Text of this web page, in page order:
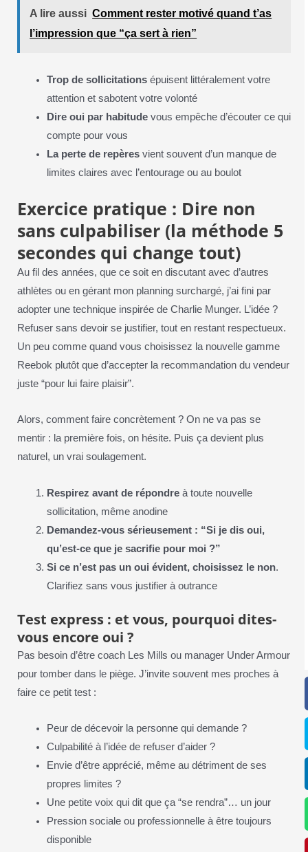
A lire aussi Comment rester motivé quand t’as
l’impression que “ça sert à rien”
Trop de sollicitations épuisent littéralement votre
attention et sabotent votre volonté
Dire oui par habitude vous empêche d’écouter ce qui
compte pour vous
La perte de repères vient souvent d’un manque de
limites claires avec l’entourage ou au boulot
Exercice pratique : Dire non
sans culpabiliser (la méthode 5
secondes qui change tout)
Au fil des années, que ce soit en discutant avec d’autres
athlètes ou en gérant mon planning surchargé, j’ai fini par
adopter une technique inspirée de Charlie Munger. L’idée ?
Refuser sans devoir se justifier, tout en restant respectueux.
Un peu comme quand vous choisissez la nouvelle gamme
Reebok plutôt que d’accepter la recommandation du vendeur
juste “pour lui faire plaisir”.
Alors, comment faire concrètement ? On ne va pas se
mentir : la première fois, on hésite. Puis ça devient plus
naturel, un vrai soulagement.
Respirez avant de répondre à toute nouvelle
sollicitation, même anodine
Demandez-vous sérieusement : “Si je dis oui,
qu’est-ce que je sacrifie pour moi ?”
Si ce n’est pas un oui évident, choisissez le non.
Clarifiez sans vous justifier à outrance
Test express : et vous, pourquoi dites-
vous encore oui ?
Pas besoin d’être coach Les Mills ou manager Under Armour
pour tomber dans le piège. J’invite souvent mes proches à
faire ce petit test :
Peur de décevoir la personne qui demande ?
Culpabilité à l’idée de refuser d’aider ?
Envie d’être apprécié, même au détriment de ses
propres limites ?
Une petite voix qui dit que ça “se rendra”… un jour
Pression sociale ou professionnelle à être toujours
disponible